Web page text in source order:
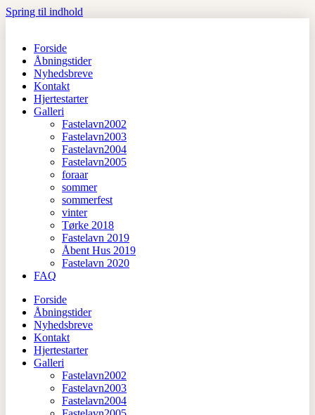
Spring til indhold
Forside
Åbningstider
Nyhedsbreve
Kontakt
Hjertestarter
Galleri
Fastelavn2002
Fastelavn2003
Fastelavn2004
Fastelavn2005
foraar
sommer
sommerfest
vinter
Tørke 2018
Fastelavn 2019
Åbent Hus 2019
Fastelavn 2020
FAQ
Forside
Åbningstider
Nyhedsbreve
Kontakt
Hjertestarter
Galleri
Fastelavn2002
Fastelavn2003
Fastelavn2004